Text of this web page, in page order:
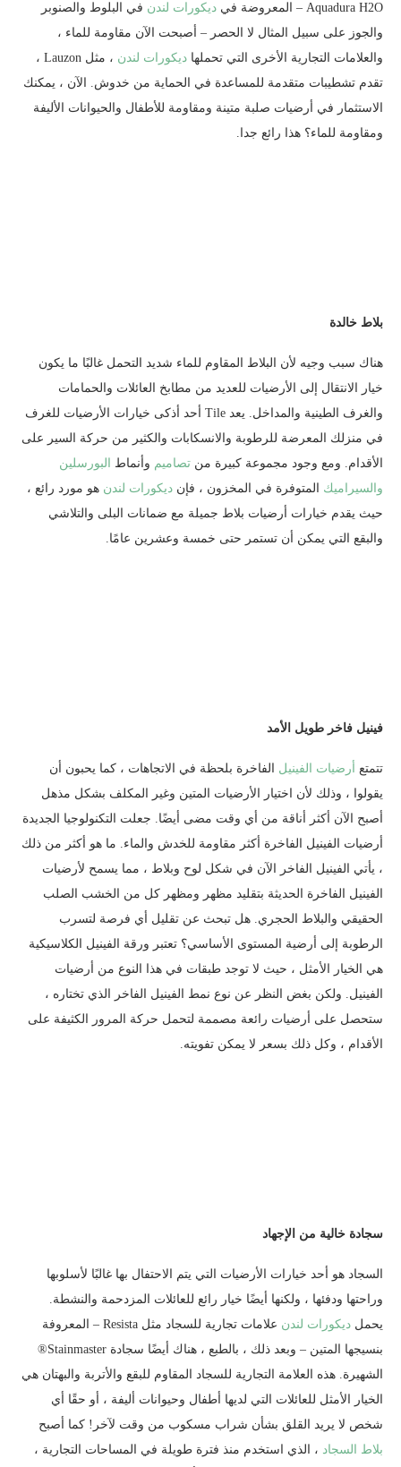
Aquadura H2O – المعروضة في
ديكورات لندن في البلوط والصنوبر
والجوز على سبيل المثال لا الحصر – أصبحت الآن مقاومة للماء ،
والعلامات التجارية الأخرى التي تحملها ديكورات لندن
، مثل Lauzon ،
تقدم تشطيبات متقدمة للمساعدة في الحماية من خدوش. الآن ، يمكنك
الاستثمار في أرضيات صلبة متينة ومقاومة للأطفال والحيوانات الأليفة
ومقاومة للماء؟ هذا رائع جدا.
بلاط خالدة
هناك سبب وجيه لأن البلاط المقاوم للماء شديد التحمل غالبًا ما يكون
خيار الانتقال إلى الأرضيات للعديد من مطابخ العائلات والحمامات
والغرف الطينية والمداخل. يعد Tile أحد أذكى خيارات الأرضيات للغرف
في منزلك المعرضة للرطوبة والانسكابات والكثير من حركة السير على
الأقدام. ومع وجود مجموعة كبيرة من تصاميم وأنماط
البورسلين
والسيراميك المتوفرة في المخزون ، فإن ديكورات لندن هو مورد رائع ،
حيث يقدم خيارات أرضيات بلاط جميلة مع ضمانات البلى والتلاشي
والبقع التي يمكن أن تستمر حتى خمسة وعشرين عامًا.
فينيل فاخر طويل الأمد
تتمتع أرضيات الفينيل الفاخرة بلحظة في الاتجاهات ، كما يحبون أن
يقولوا ، وذلك لأن اختيار الأرضيات المتين وغير المكلف بشكل مذهل
أصبح الآن أكثر أناقة من أي وقت مضى أيضًا. جعلت التكنولوجيا الجديدة
أرضيات الفينيل الفاخرة أكثر مقاومة للخدش والماء. ما هو أكثر من ذلك
، يأتي الفينيل الفاخر الآن في شكل لوح وبلاط ، مما يسمح لأرضيات
الفينيل الفاخرة الحديثة بتقليد مظهر ومظهر كل من الخشب الصلب
الحقيقي والبلاط الحجري. هل تبحث عن تقليل أي فرصة لتسرب
الرطوبة إلى أرضية المستوى الأساسي؟ تعتبر ورقة الفينيل الكلاسيكية
هي الخيار الأمثل ، حيث لا توجد طبقات في هذا النوع من أرضيات
الفينيل. ولكن بغض النظر عن نوع نمط الفينيل الفاخر الذي تختاره ،
ستحصل على أرضيات رائعة مصممة لتحمل حركة المرور الكثيفة على
الأقدام ، وكل ذلك بسعر لا يمكن تفويته.
سجادة خالية من الإجهاد
السجاد هو أحد خيارات الأرضيات التي يتم الاحتفال بها غالبًا لأسلوبها
وراحتها ودفئها ، ولكنها أيضًا خيار رائع للعائلات المزدحمة والنشطة.
يحمل ديكورات لندن
علامات تجارية للسجاد مثل Resista – المعروفة
بنسيجها المتين – وبعد ذلك ، بالطبع ، هناك أيضًا سجادة Stainmaster®
الشهيرة. هذه العلامة التجارية للسجاد المقاوم للبقع والأتربة والبهتان هي
الخيار الأمثل للعائلات التي لديها أطفال وحيوانات أليفة ، أو حقًا أي
شخص لا يريد القلق بشأن شراب مسكوب من وقت لآخر! كما أصبح
بلاط السجاد ، الذي استخدم منذ فترة طويلة في المساحات التجارية ،